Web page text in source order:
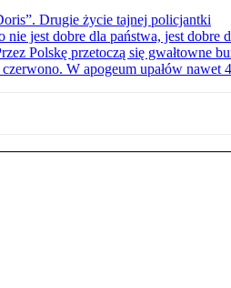
Drugie życie tajnej policjantki
nie jest dobre dla państwa, jest dobre
Polskę przetoczą się gwałtowne
czerwono. W apogeum upałów nawet